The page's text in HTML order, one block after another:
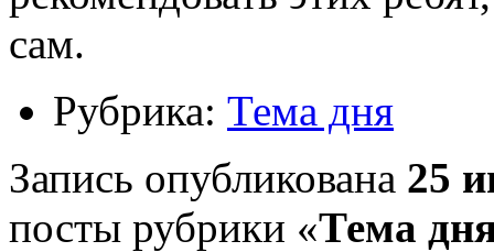
сам.
Рубрика: Тема дня
Запись опубликована 25
посты рубрики «Тема